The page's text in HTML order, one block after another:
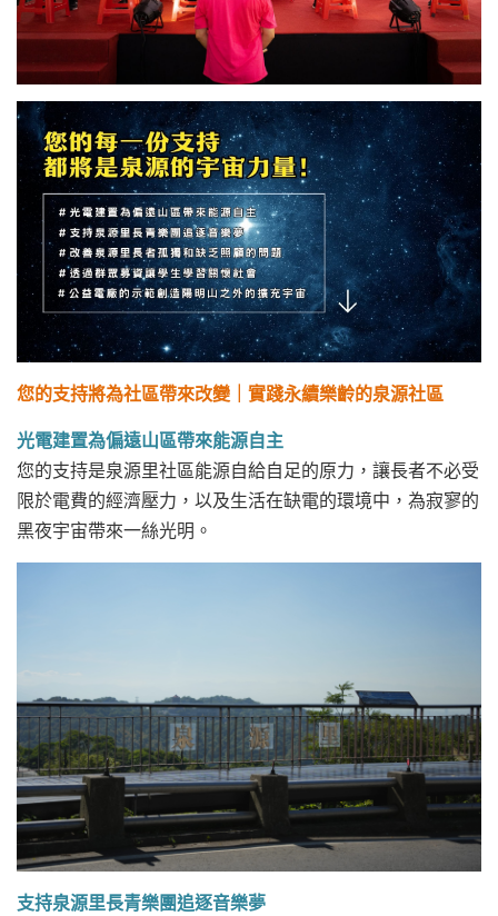
您的支持將為社區帶來改變｜ 實踐永續樂齡的泉源社區
光電建置為偏遠山區帶來能源自主
您的支持是泉源里社區能源自給自足的原力，讓長者不必受
限於電費的經濟壓力，以及生活在缺電的環境中，為寂寥的
黑夜宇宙帶來一絲光明。
支持泉源里長青樂團追逐音樂夢